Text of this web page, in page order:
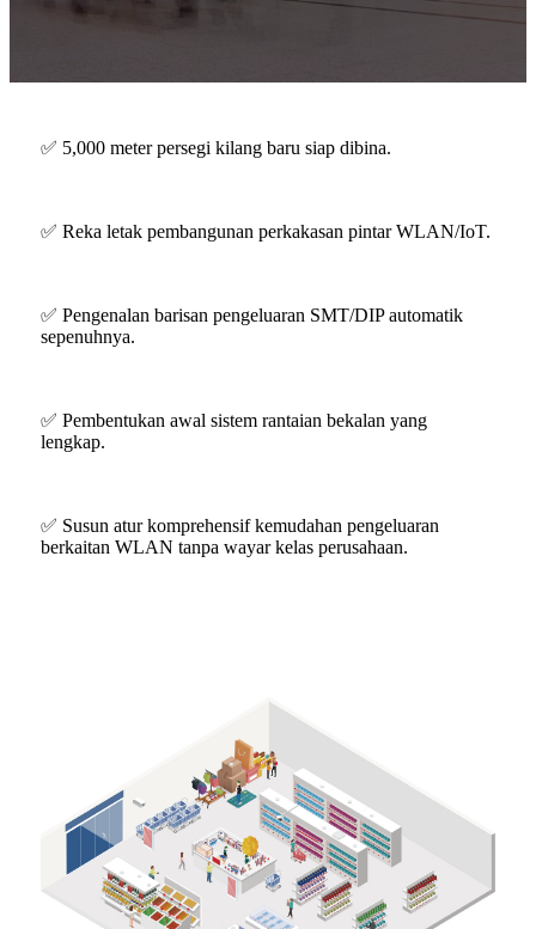
✅ 5,000 meter persegi kilang baru siap dibina.
✅ Reka letak pembangunan perkakasan pintar WLAN/IoT.
✅ Pengenalan barisan pengeluaran SMT/DIP automatik
sepenuhnya.
✅ Pembentukan awal sistem rantaian bekalan yang
lengkap.
✅ Susun atur komprehensif kemudahan pengeluaran
berkaitan WLAN tanpa wayar kelas perusahaan.